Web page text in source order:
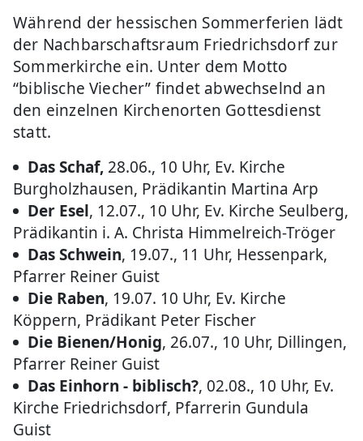
Während der hessischen Sommerferien lädt
der Nachbarschaftsraum Friedrichsdorf zur
Sommerkirche ein. Unter dem Motto
“biblische Viecher” findet abwechselnd an
den einzelnen Kirchenorten Gottesdienst
statt.
Das Schaf, 28.06., 10 Uhr, Ev. Kirche
Burgholzhausen, Prädikantin Martina Arp
Der Esel, 12.07., 10 Uhr, Ev. Kirche Seulberg,
Prädikantin i. A. Christa Himmelreich-Tröger
Das Schwein, 19.07., 11 Uhr, Hessenpark,
Pfarrer Reiner Guist
Die Raben, 19.07. 10 Uhr, Ev. Kirche
Köppern, Prädikant Peter Fischer
Die Bienen/Honig, 26.07., 10 Uhr, Dillingen,
Pfarrer Reiner Guist
Das Einhorn - biblisch?, 02.08., 10 Uhr, Ev.
Kirche Friedrichsdorf, Pfarrerin Gundula
Guist